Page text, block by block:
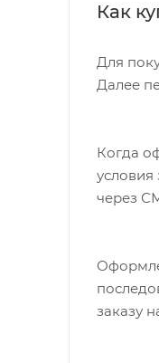
Рама
Вилка
Система
Кассета
Цепь
Задний
Как
Для
Далее
Когда
условия
через
заказу